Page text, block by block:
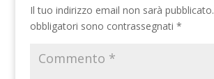
Il tuo indirizzo email non sarà pubblicato.
obbligatori sono contrassegnati *